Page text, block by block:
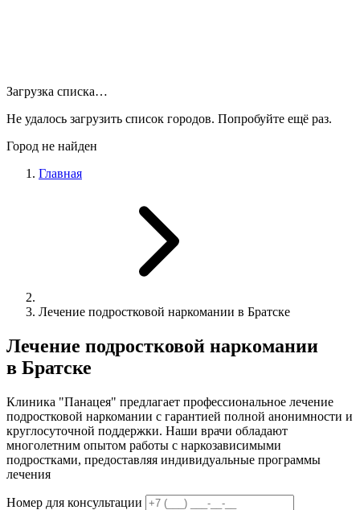
Загрузка списка…
Не удалось загрузить список городов. Попробуйте ещё раз.
Город не найден
Главная
Лечение подростковой наркомании в Братске
Лечение подростковой наркомании
в Братске
Клиника "Панацея" предлагает профессиональное лечение
подростковой наркомании с гарантией полной анонимности и
круглосуточной поддержки. Наши врачи обладают
многолетним опытом работы с наркозависимыми
подростками, предоставляя индивидуальные программы
лечения
Номер для консультации